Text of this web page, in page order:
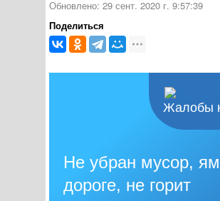
Обновлено: 29 сент. 2020 г. 9:57:39
Поделиться
Жалобы
Не убран мусор,
дороге, не горит